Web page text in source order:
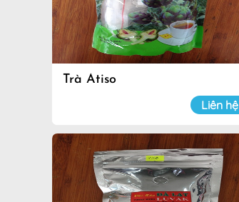
Trà Atiso
Liên hệ